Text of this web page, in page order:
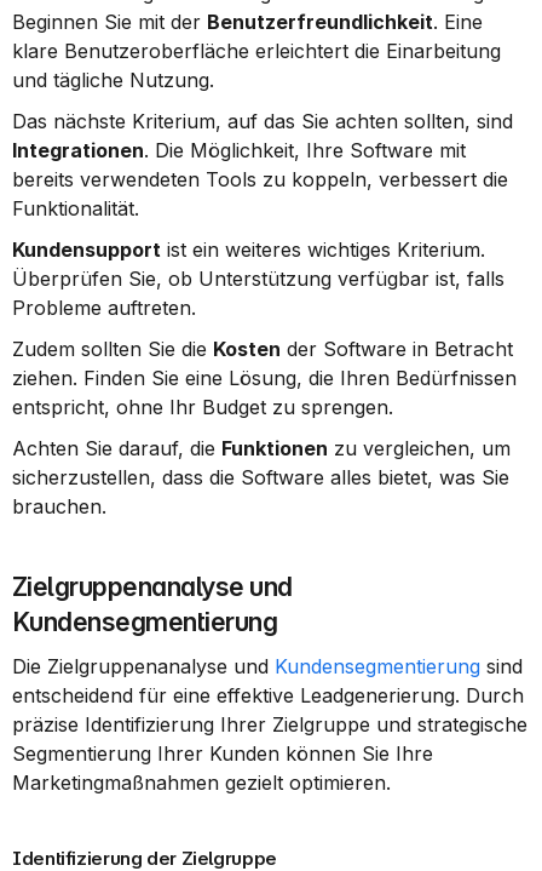
Beginnen Sie mit der Benutzerfreundlichkeit. Eine
klare Benutzeroberfläche erleichtert die Einarbeitung
und tägliche Nutzung.
Integrationen. Die Möglichkeit, Ihre Software mit
bereits verwendeten Tools zu koppeln, verbessert die
Funktionalität.
Kundensupport ist ein weiteres wichtiges Kriterium.
Überprüfen Sie, ob Unterstützung verfügbar ist, falls
Probleme auftreten.
Zudem sollten Sie die Kosten der Software in Betracht
ziehen. Finden Sie eine Lösung, die Ihren Bedürfnissen
entspricht, ohne Ihr Budget zu sprengen.
Achten Sie darauf, die Funktionen zu vergleichen, um
sicherzustellen, dass die Software alles bietet, was Sie
brauchen.
Zielgruppenanalyse und
Kundensegmentierung
Die Zielgruppenanalyse und Kundensegmentierung sind
entscheidend für eine effektive Leadgenerierung. Durch
präzise Identifizierung Ihrer Zielgruppe und strategische
Segmentierung Ihrer Kunden können Sie Ihre
Marketingmaßnahmen gezielt optimieren.
Identifizierung der Zielgruppe